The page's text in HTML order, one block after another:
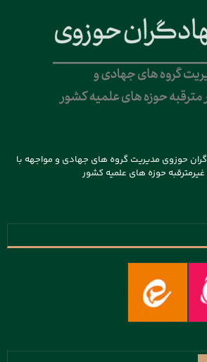
حوزوی مدیریت گروه های جهادی و مواجهه با
حوزه های علمیه کشور